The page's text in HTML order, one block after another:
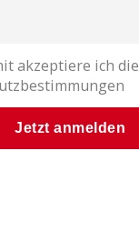
akzeptiere ich die